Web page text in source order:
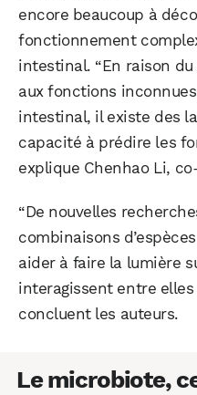
encore beaucoup à
fonctionnement
intestinal. “En raison
aux fonctions
intestinal, il existe des
capacité à prédire les
explique Chenhao Li,
“De nouvelles
combinaisons
aider à faire la lumière
interagissent entre
concluent les auteurs.
Le microbiote,